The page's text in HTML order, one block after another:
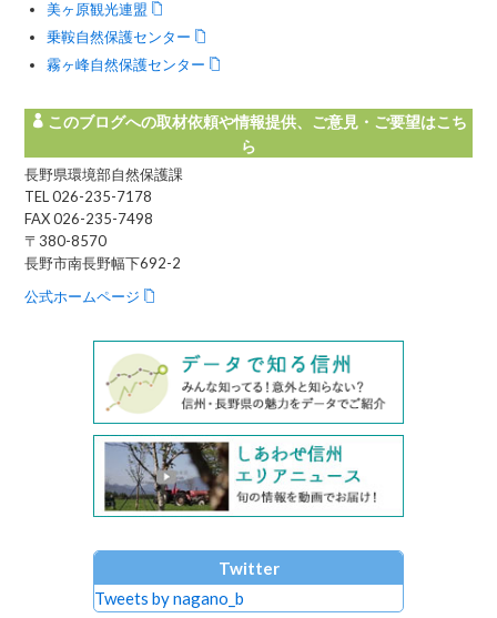
美ヶ原観光連盟
乗鞍自然保護センター
霧ヶ峰自然保護センター
このブログへの取材依頼や情報提供、ご意見・ご要望はこち
ら
長野県環境部自然保護課
TEL 026-235-7178
FAX 026-235-7498
〒380-8570
長野市南長野幅下692-2
公式ホームページ
Twitter
Tweets by nagano_b